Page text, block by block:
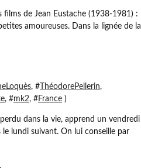
de Jean Eustache (1938-1981) :
amoureuses. Dans la lignée de la
, # ThéodorePellerin,
, #mk2, #France )
dans la vie, apprend un vendredi
lundi suivant. On lui conseille par